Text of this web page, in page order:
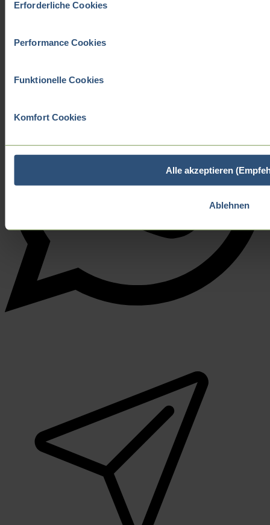
Erforderliche Cookies
Performance Cookies
Funktionelle Cookies
Komfort Cookies
Alle akzeptieren
Ablehnen